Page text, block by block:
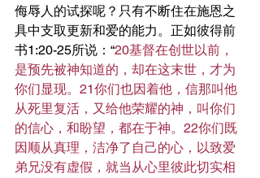
侮辱人的试探呢？只有不断住在施恩之
具中支取更新和爱的能力。正如彼得前
书1:20-25所说：“20基督在创世以前，
是预先被神知道的，却在这末世，才为
你们显现。21你们也因着他，信那叫他
从死里复活，又给他荣耀的神，叫你们
的信心，和盼望，都在于神。22你们既
因顺从真理，洁净了自己的心，以致爱
弟兄没有虚假，就当从心里彼此切实相